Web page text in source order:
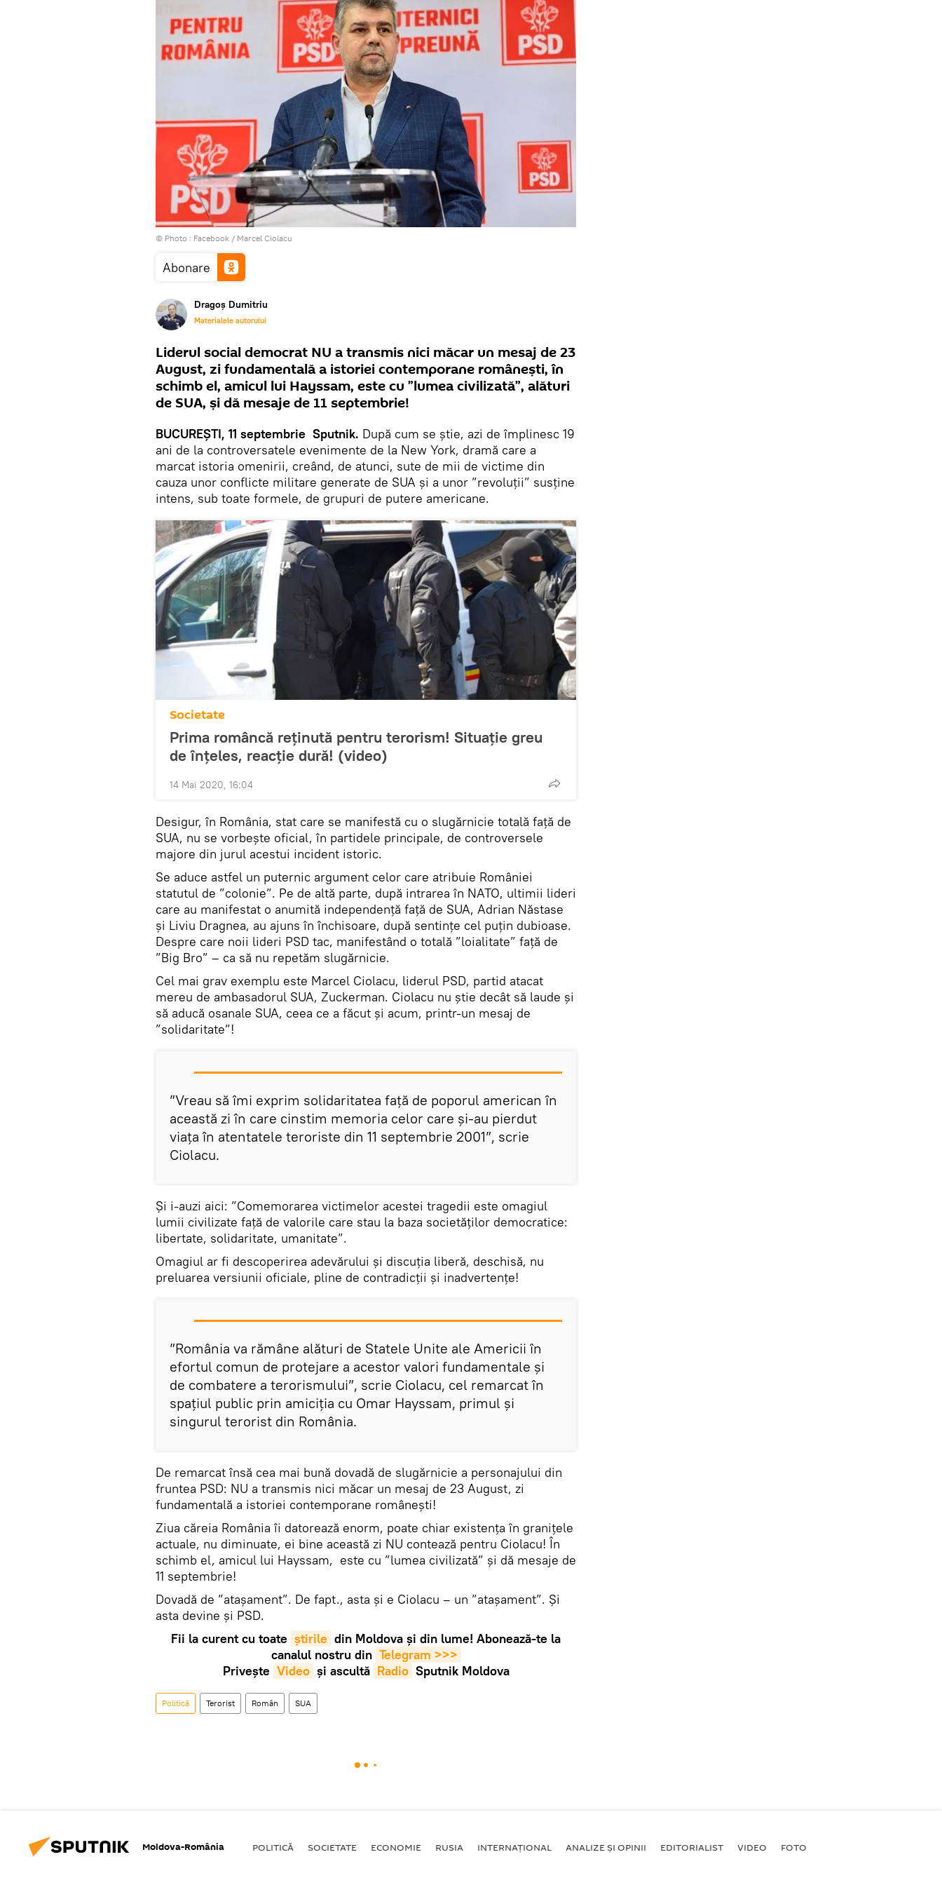
© Photo : Facebook / Marcel Ciolacu
Abonare
Dragoș Dumitriu
Materialele autorului
Liderul social democrat NU a transmis nici măcar un mesaj de 23
August, zi fundamentală a istoriei contemporane românești, în
schimb el, amicul lui Hayssam, este cu ”lumea civilizată”, alături
de SUA, și dă mesaje de 11 septembrie!
BUCUREȘTI, 11 septembrie Sputnik. După cum se știe, azi de împlinesc 19
ani de la controversatele evenimente de la New York, dramă care a
marcat istoria omenirii, creând, de atunci, sute de mii de victime din
cauza unor conflicte militare generate de SUA și a unor ”revoluții” susține
intens, sub toate formele, de grupuri de putere americane.
Societate
Prima româncă reținută pentru terorism! Situație greu
de înțeles, reacție dură! (video)
14 Mai 2020, 16:04
Desigur, în România, stat care se manifestă cu o slugărnicie totală față de
SUA, nu se vorbește oficial, în partidele principale, de controversele
majore din jurul acestui incident istoric.
Se aduce astfel un puternic argument celor care atribuie României
statutul de ”colonie”. Pe de altă parte, după intrarea în NATO, ultimii lideri
care au manifestat o anumită independență față de SUA, Adrian Năstase
și Liviu Dragnea, au ajuns în închisoare, după sentințe cel puțin dubioase.
Despre care noii lideri PSD tac, manifestând o totală ”loialitate” față de
”Big Bro” – ca să nu repetăm slugărnicie.
Cel mai grav exemplu este Marcel Ciolacu, liderul PSD, partid atacat
mereu de ambasadorul SUA, Zuckerman. Ciolacu nu știe decât să laude și
să aducă osanale SUA, ceea ce a făcut și acum, printr-un mesaj de
”solidaritate”!
”Vreau să îmi exprim solidaritatea față de poporul american în
această zi în care cinstim memoria celor care și-au pierdut
viața în atentatele teroriste din 11 septembrie 2001”, scrie
Ciolacu.
Și i-auzi aici: ”Comemorarea victimelor acestei tragedii este omagiul
lumii civilizate față de valorile care stau la baza societăților democratice:
libertate, solidaritate, umanitate”.
Omagiul ar fi descoperirea adevărului și discuția liberă, deschisă, nu
preluarea versiunii oficiale, pline de contradicții și inadvertențe!
”România va rămâne alături de Statele Unite ale Americii în
efortul comun de protejare a acestor valori fundamentale și
de combatere a terorismului”, scrie Ciolacu, cel remarcat în
spațiul public prin amiciția cu Omar Hayssam, primul și
singurul terorist din România.
De remarcat însă cea mai bună dovadă de slugărnicie a personajului din
fruntea PSD: NU a transmis nici măcar un mesaj de 23 August, zi
fundamentală a istoriei contemporane românești!
Ziua căreia România îi datorează enorm, poate chiar existența în granițele
actuale, nu diminuate, ei bine această zi NU contează pentru Ciolacu! În
schimb el, amicul lui Hayssam, este cu ”lumea civilizată” și dă mesaje de
11 septembrie!
Dovadă de ”atașament”. De fapt., asta și e Ciolacu – un ”atașament”. Și
asta devine și PSD.
Fii la curent cu toate știrile din Moldova și din lume! Abonează-te la
canalul nostru din Telegram >>>
Privește Video și ascultă Radio Sputnik Moldova
Politică Terorist Român SUA
Moldova-România POLITICĂ SOCIETATE ECONOMIE RUSIA INTERNAŢIONAL ANALIZE ȘI OPINII EDITORIALIST VIDEO FOTO